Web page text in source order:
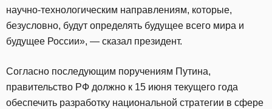
научно-технологическим направлениям, которые,
безусловно, будут определять будущее всего мира и
будущее России», — сказал президент.
Согласно последующим поручениям Путина,
правительство РФ должно к 15 июня текущего года
обеспечить разработку национальной стратегии в сфере